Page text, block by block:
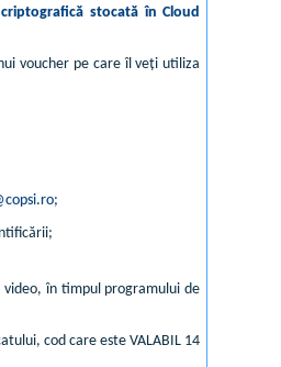
stocată în Cloud
voucher pe care îl veți utiliza
;
în timpul programului de
cod care este VALABIL 14